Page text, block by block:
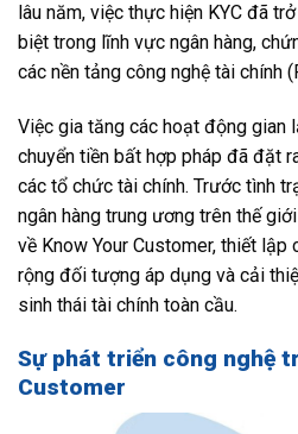
lâu năm, việc thực hiện KYC đã
biệt trong lĩnh vực ngân hàng,
các nền tảng công nghệ tài chính
Việc gia tăng các hoạt động gian
chuyển tiền bất hợp pháp đã đặt
các tổ chức tài chính. Trước tình
ngân hàng trung ương trên thế
về Know Your Customer, thiết lập
rộng đối tượng áp dụng và cải
sinh thái tài chính toàn cầu.
Sự phát triển công nghệ
Customer